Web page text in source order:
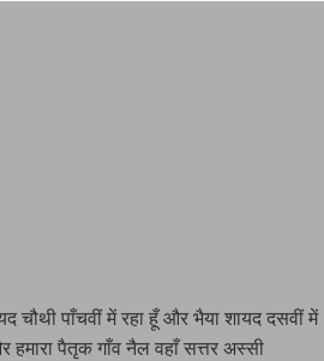
चौथी पाँचवीं में रहा हूँ और भैया शायद दसवीं में
हमारा पैतृक गाँव नैल वहाँ सत्तर अस्सी